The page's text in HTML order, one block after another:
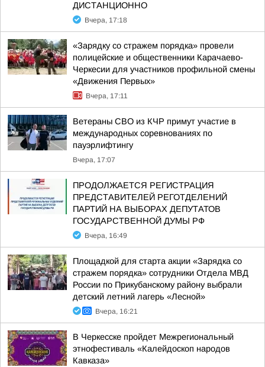
ДИСТАНЦИОННО
Вчера, 17:18
«Зарядку со стражем порядка» провели
полицейские и общественники Карачаево-
Черкесии для участников профильной смены
«Движения Первых»
Вчера, 17:11
Ветераны СВО из КЧР примут участие в
международных соревнованиях по
пауэрлифтингу
Вчера, 17:07
ПРОДОЛЖАЕТСЯ РЕГИСТРАЦИЯ
ПРЕДСТАВИТЕЛЕЙ РЕГОТДЕЛЕНИЙ
ПАРТИЙ НА ВЫБОРАХ ДЕПУТАТОВ
ГОСУДАРСТВЕННОЙ ДУМЫ РФ
Вчера, 16:49
Площадкой для старта акции «Зарядка со
стражем порядка» сотрудники Отдела МВД
России по Прикубанскому району выбрали
детский летний лагерь «Лесной»
Вчера, 16:21
В Черкесске пройдет Межрегиональный
этнофестиваль «Калейдоскоп народов
Кавказа»